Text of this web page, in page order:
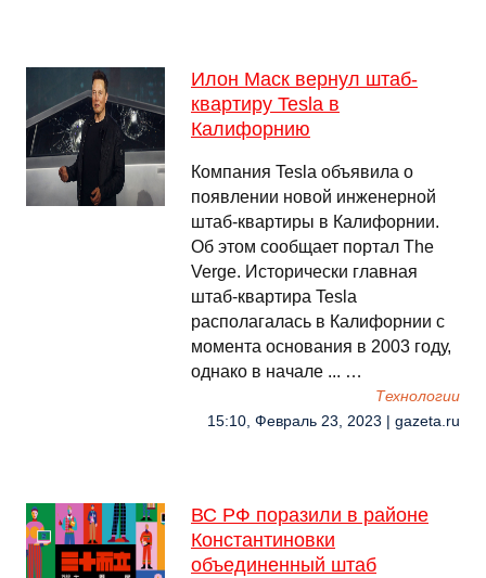
Илон Маск вернул штаб-
квартиру Tesla в
Калифорнию
Компания Tesla объявила о
появлении новой инженерной
штаб-квартиры в Калифорнии.
Об этом сообщает портал The
Verge. Исторически главная
штаб-квартира Tesla
располагалась в Калифорнии с
момента основания в 2003 году,
однако в начале ... …
Технологии
15:10, Февраль 23, 2023 | gazeta.ru
ВС РФ поразили в районе
Константиновки
объединенный штаб